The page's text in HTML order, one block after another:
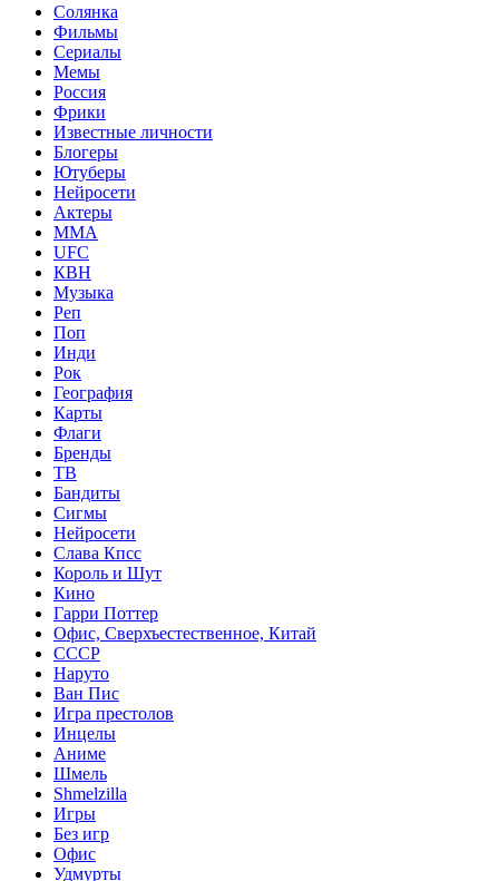
Солянка
Фильмы
Сериалы
Мемы
Россия
Фрики
Известные личности
Блогеры
Ютуберы
Нейросети
Актеры
ММА
UFC
КВН
Музыка
Реп
Поп
Инди
Рок
География
Карты
Флаги
Бренды
ТВ
Бандиты
Сигмы
Нейросети
Слава Кпсс
Король и Шут
Кино
Гарри Поттер
Офис, Сверхъестественное, Китай
СССР
Наруто
Ван Пис
Игра престолов
Инцелы
Аниме
Шмель
Shmelzilla
Игры
Без игр
Офис
Удмурты